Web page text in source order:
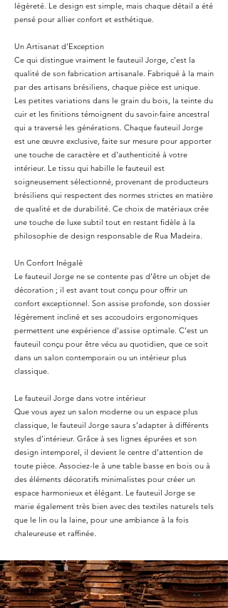
légèreté. Le design est simple, mais chaque détail a été
pensé pour allier confort et esthétique.
Un Artisanat d'Exception
Ce qui distingue vraiment le fauteuil Jorge, c’est la
qualité de son fabrication artisanale. Fabriqué à la main
par des artisans brésiliens, chaque pièce est unique.
Les petites variations dans le grain du bois, la teinte du
cuir et les finitions témoignent du savoir-faire ancestral
qui a traversé les générations. Chaque fauteuil Jorge
est une œuvre exclusive, faite sur mesure pour apporter
une touche de caractère et d'authenticité à votre
intérieur. Le tissu qui habille le fauteuil est
soigneusement sélectionné, provenant de producteurs
brésiliens qui respectent des normes strictes en matière
de qualité et de durabilité. Ce choix de matériaux crée
une touche de luxe subtil tout en restant fidèle à la
philosophie de design responsable de Rua Madeira.
Un Confort Inégalé
Le fauteuil Jorge ne se contente pas d’être un objet de
décoration ; il est avant tout conçu pour offrir un
confort exceptionnel. Son assise profonde, son dossier
légèrement incliné et ses accoudoirs ergonomiques
permettent une expérience d’assise optimale. C’est un
fauteuil conçu pour être vécu au quotidien, que ce soit
dans un salon contemporain ou un intérieur plus
classique.
Le fauteuil Jorge dans votre intérieur
Que vous ayez un salon moderne ou un espace plus
classique, le fauteuil Jorge saura s’adapter à différents
styles d’intérieur. Grâce à ses lignes épurées et son
design intemporel, il devient le centre d’attention de
toute pièce. Associez-le à une table basse en bois ou à
des éléments décoratifs minimalistes pour créer un
espace harmonieux et élégant. Le fauteuil Jorge se
marie également très bien avec des textiles naturels tels
que le lin ou la laine, pour une ambiance à la fois
chaleureuse et raffinée.